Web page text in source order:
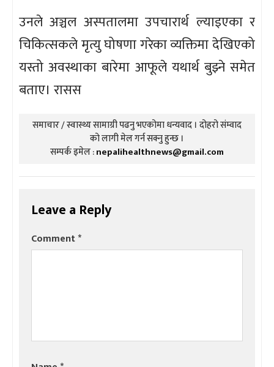
उनले अञ्चल अस्पतालमा उपचारार्थ ल्याइएका र
चिकित्सकले मृत्यु घोषणा गरेका व्यक्तिमा देखिएको
यस्तो अवस्थाका बारेमा आफूले यथार्थ बुझ्ने समेत
बताए। रासस
समाचार / स्वास्थ्य सामाग्री पढनु भएकोमा धन्यवाद । दोहरो संम्वाद
को लागी मेल गर्न सक्नु हुन्छ ।
सम्पर्क इमेल :nepalihealthnews@gmail.com
Leave a Reply
Comment*